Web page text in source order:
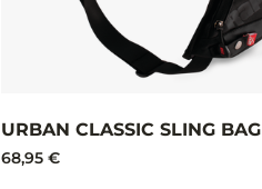
URBAN CLASSIC SLING BAG
68,95 €